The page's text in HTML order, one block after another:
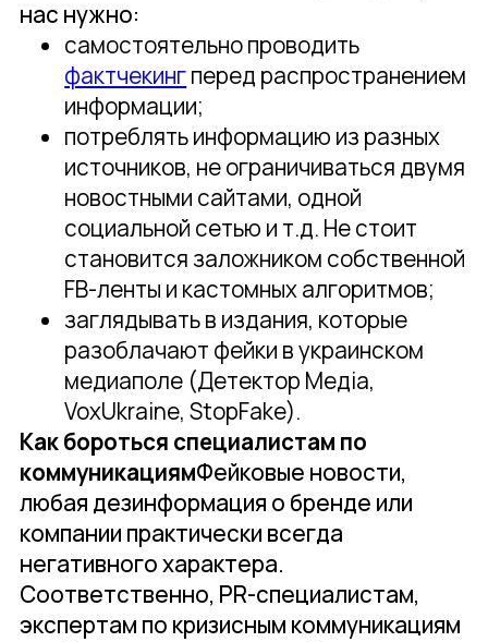
нас нужно:
самостоятельно проводить
фактчекингперед распространением
информации;
потреблять информацию из разных
источников, не ограничиваться двумя
новостными сайтами, одной
социальной сетью и т.д. Не стоит
становится заложником собственной
FB-ленты и кастомных алгоритмов;
заглядывать в издания, которые
разоблачают фейки в украинском
медиаполе (Детектор Медіа,
VoxUkraine, StopFake).
Как бороться специалистам по
коммуникациямФейковые новости,
любая дезинформация о бренде или
компании практически всегда
негативного характера.
Соответственно, PR-специалистам,
экспертам по кризисным коммуникациям